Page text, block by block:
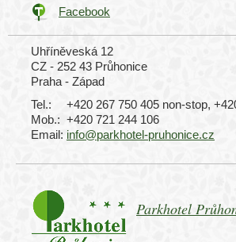
Facebook
Uhříněveská 12
CZ - 252 43 Průhonice
Praha - Západ
Tel.:
+420 267 750 405 non-stop,
Mob.: +420 721 244 106
Email: info@parkhotel-pruhonice.cz
Parkhotel